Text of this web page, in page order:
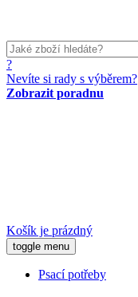
?
Nevíte si rady s výběrem?
Zobrazit poradnu
Košík je prázdný
toggle menu
Psací potřeby